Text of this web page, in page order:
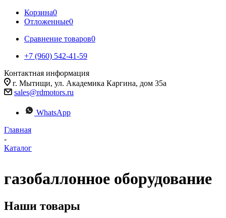
Корзина0
Отложенные0
Сравнение товаров0
+7 (960) 542-41-59
Контактная информация
г. Мытищи, ул. Академика Каргина, дом 35а
sales@rdmotors.ru
WhatsApp
Главная
-
Каталог
газобаллонное оборудование
Наши товары